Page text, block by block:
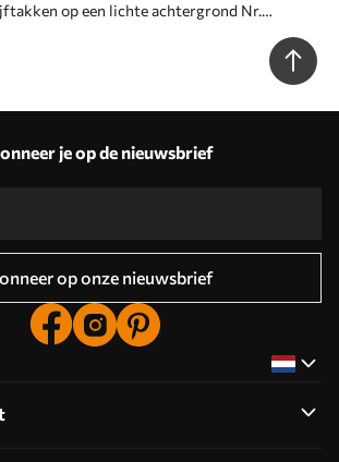
op een lichte achtergrond Nr.
je op de nieuwsbrief
op onze nieuwsbrief